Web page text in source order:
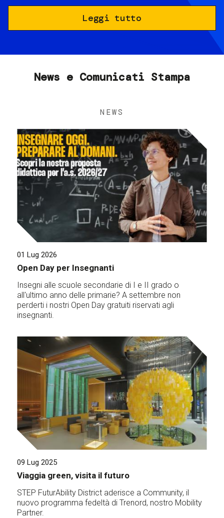
Leggi tutto
News e Comunicati Stampa
NEWS
01 Lug 2026
Open Day per Insegnanti
Insegni alle scuole secondarie di I e II grado o
all'ultimo anno delle primarie? A settembre non
perderti i nostri Open Day gratuiti riservati agli
insegnanti.
09 Lug 2025
Viaggia green, visita il futuro
STEP FuturAbility District aderisce a Community, il
nuovo programma fedeltà di Trenord, nostro Mobility
Partner.